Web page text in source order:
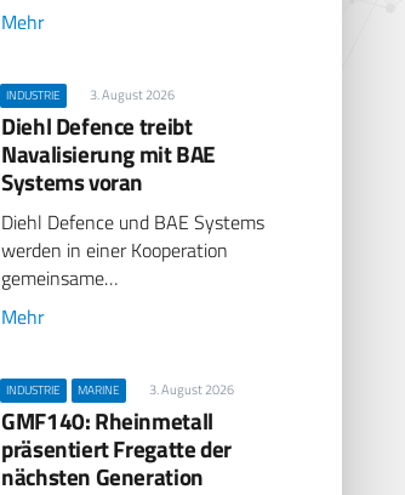
Mehr
INDUSTRIE 3. August 2026
Diehl Defence treibt
Navalisierung mit BAE
Systems voran
Diehl Defence und BAE Systems
werden in einer Kooperation
gemeinsame…
Mehr
INDUSTRIE MARINE 3. August 2026
GMF140: Rheinmetall
präsentiert Fregatte der
nächsten Generation